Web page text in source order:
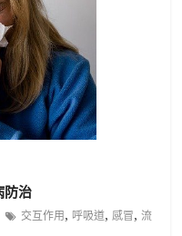
防治
交互作用 , 呼吸道, 感冒,流